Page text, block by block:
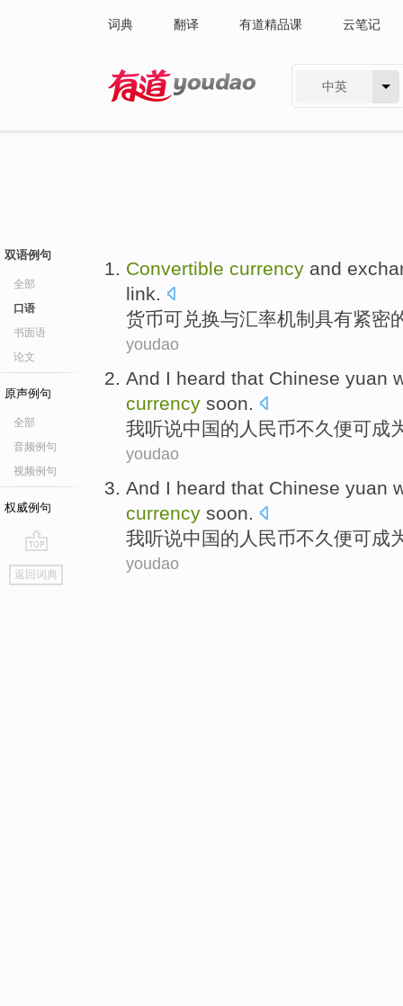
词典 翻译 有道精品课 云笔记
中英
双语例句
全部
口语
书面语
论文
原声例句
全部
音频例句
视频例句
权威例句
go
top
返回词典
Convertible currency and
link.
货币可兑换与汇率机制 具有紧密
youdao
And I heard that Chinese yuan
currency soon.
我听说中国的 人民币不久 便可成
youdao
And I heard that Chinese yuan
currency soon
我听说中国的 人民币不久 便可成
youdao